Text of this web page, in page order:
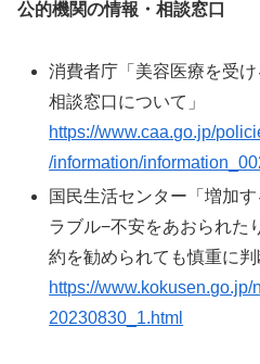
公的機関の情報・相談窓口
消費者庁「美容医療を受
相談窓口について」
https://www.caa.go.jp/
/information/
国民生活センター「増加
ラブル−不安をあおられた
約を勧められても慎重に判
https://www.kokusen.go.jp/
20230830_1.html